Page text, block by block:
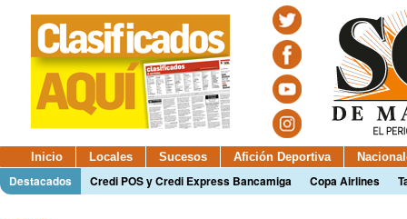
Inicio Locales Sucesos Afición Deportiva
Destacados Credi POS y Credi Express Bancamiga Copa Airlines